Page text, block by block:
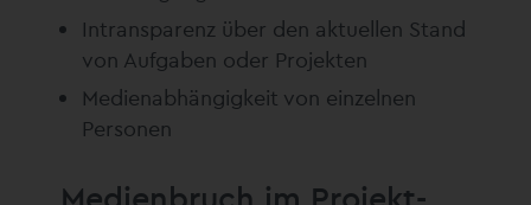
Intransparenz über den aktuellen Stand
von Aufgaben oder Projekten
Medienabhängigkeit von einzelnen
Personen